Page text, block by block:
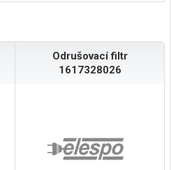
Odrušovací filtr
1617328026